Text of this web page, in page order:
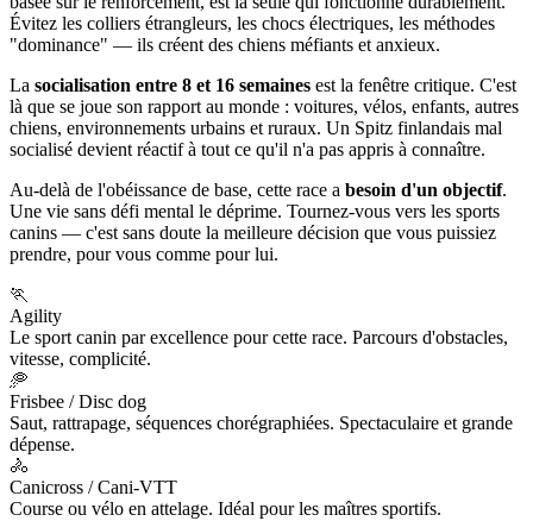
Évitez les colliers étrangleurs, les chocs électriques, les méthodes
"dominance" — ils créent des chiens méfiants et anxieux.
La socialisation entre 8 et 16 semaines est la fenêtre critique. C'est
là que se joue son rapport au monde : voitures, vélos, enfants, autres
chiens, environnements urbains et ruraux. Un Spitz finlandais mal
socialisé devient réactif à tout ce qu'il n'a pas appris à connaître.
Au-delà de l'obéissance de base, cette race a besoin d'un objectif.
Une vie sans défi mental le déprime. Tournez-vous vers les sports
canins — c'est sans doute la meilleure décision que vous puissiez
prendre, pour vous comme pour lui.
🏃
Agility
Le sport canin par excellence pour cette race. Parcours d'obstacles,
vitesse, complicité.
🥏
Frisbee / Disc dog
Saut, rattrapage, séquences chorégraphiées. Spectaculaire et grande
dépense.
🚴
Canicross / Cani-VTT
Course ou vélo en attelage. Idéal pour les maîtres sportifs.